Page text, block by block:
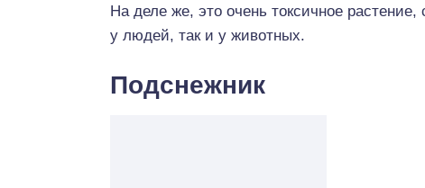
На деле же, это очень токсичное
у людей, так и у животных.
Подснежник